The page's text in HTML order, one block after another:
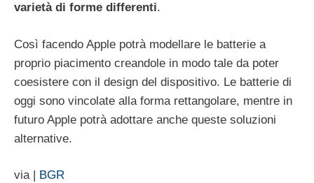
varietà di forme differenti.
Così facendo Apple potrà modellare le batterie a
proprio piacimento creandole in modo tale da poter
coesistere con il design del dispositivo. Le batterie di
oggi sono vincolate alla forma rettangolare, mentre in
futuro Apple potrà adottare anche queste soluzioni
alternative.
via | BGR